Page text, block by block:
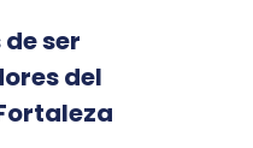
ser
del